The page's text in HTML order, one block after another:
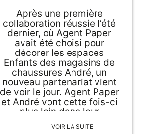
Après une première
collaboration réussie l’été
dernier, où Agent Paper
avait été choisi pour
décorer les espaces
Enfants des magasins de
chaussures André, un
nouveau partenariat vient
de voir le jour. Agent Paper
et André vont cette fois-ci
plus loin dans leur
partenariat en proposant
une gamme d’espadrilles
VOIR LA SUITE